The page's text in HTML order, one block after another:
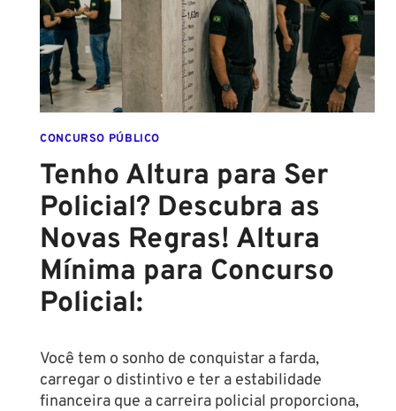
DESTE
ANO!
CONCURSO PÚBLICO
Tenho Altura para Ser
Policial? Descubra as
Novas Regras! Altura
Mínima para Concurso
Policial:
Você tem o sonho de conquistar a farda,
carregar o distintivo e ter a estabilidade
financeira que a carreira policial proporciona,